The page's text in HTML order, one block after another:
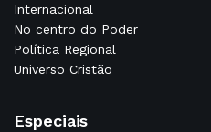
Internacional
No centro do Poder
Política Regional
Universo Cristão
Especiais